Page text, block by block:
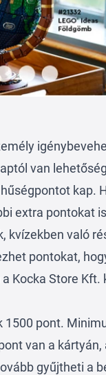
van
kap.
extra pontokat
kvízekben való
pontokat,
Kocka Store Kft.
pont.
van a
gyűjtheti a